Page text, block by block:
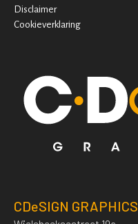
Disclaimer
Cookieverklaring
CDeSIGN GRAPHICS